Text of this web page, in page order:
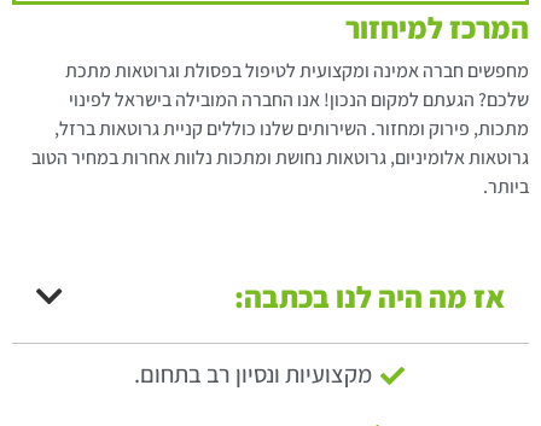
המרכז למיחזור
מחפשים חברה אמינה ומקצועית לטיפול בפסולת וגרוטאות מתכת
שלכם? הגעתם למקום הנכון! אנו החברה המובילה בישראל לפינוי
מתכות, פירוק ומחזור. השירותים שלנו כוללים קניית גרוטאות ברזל,
גרוטאות אלומיניום, גרוטאות נחושת ומתכות נלוות אחרות במחיר הטוב
ביותר.
אז מה היה לנו בכתבה:
מקצועיות ונסיון רב בתחום.